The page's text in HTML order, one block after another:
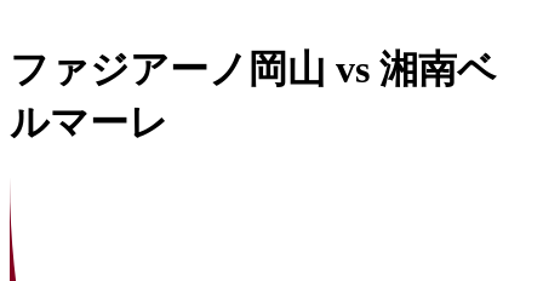
ファジアーノ岡山 vs 湘南ベ
ルマーレ